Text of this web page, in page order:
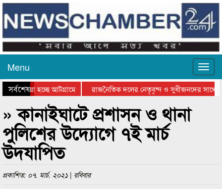
Menu
সর্বশেষ
যাওয়া হচ্ছে আটগ্রামে
রাজনৈতিক দলের নেতৃবৃন্দ ও সুধীজনদের সাথে
পুরস্কার বিতরণ সম্পন্ন
» কানাইঘাটে প্রশাসন ও থানা
পুলিশের উদ্যোগে ৭ই মার্চ
উদযাপিত
প্রকাশিত: ০৭. মার্চ. ২০২১ | রবিবার